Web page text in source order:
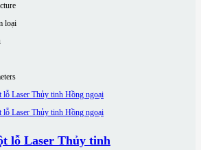
loại
lỗ Laser Thủy tinh